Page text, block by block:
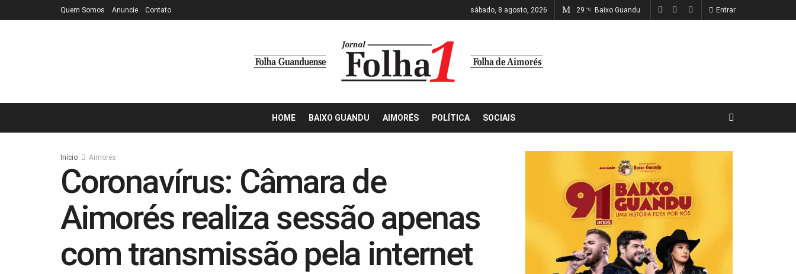
Quem Somos Anuncie Contato sábado, 8 agosto, 2026 29 °C Baixo Guandu Entrar
HOME BAIXO GUANDU AIMORÉS POLÍTICA SOCIAIS
Início Aimorés
Coronavírus: Câmara de
Aimorés realiza sessão apenas
com transmissão pela internet